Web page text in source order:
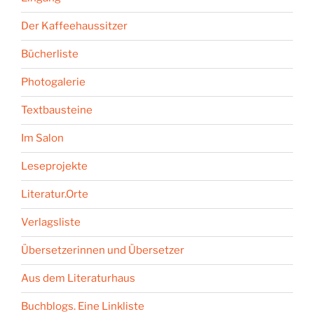
Der Kaffeehaussitzer
Bücherliste
Photogalerie
Textbausteine
Im Salon
Leseprojekte
Literatur.Orte
Verlagsliste
Übersetzerinnen und Übersetzer
Aus dem Literaturhaus
Buchblogs. Eine Linkliste